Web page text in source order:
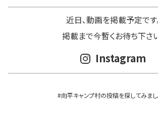
近日､動画を掲載予定です
掲載まで今暫くお待ち下さ
Instagram
#向平キャンプ村の投稿を探してみまし